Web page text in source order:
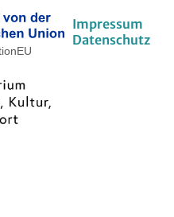
Impressum
Datenschutz